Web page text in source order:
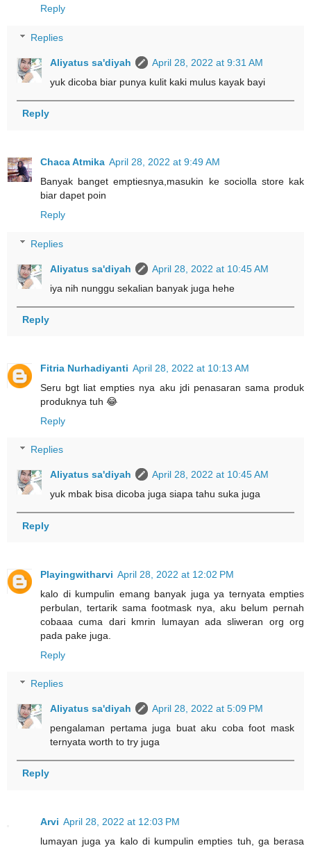
Reply
Replies
Aliyatus sa'diyah
April 28, 2022 at 9:31 AM
yuk dicoba biar punya kulit kaki mulus kayak bayi
Reply
Chaca Atmika April 28, 2022 at 9:49 AM
Banyak banget emptiesnya,masukin ke sociolla store kak
biar dapet poin
Reply
Replies
Aliyatus sa'diyah
April 28, 2022 at 10:45 AM
iya nih nunggu sekalian banyak juga hehe
Reply
Fitria Nurhadiyanti April 28, 2022 at 10:13 AM
Seru bgt liat empties nya aku jdi penasaran sama produk
produknya tuh 😂
Reply
Replies
Aliyatus sa'diyah
April 28, 2022 at 10:45 AM
yuk mbak bisa dicoba juga siapa tahu suka juga
Reply
Playingwitharvi April 28, 2022 at 12:02 PM
kalo di kumpulin emang banyak juga ya ternyata empties
perbulan, tertarik sama footmask nya, aku belum pernah
cobaaa cuma dari kmrin lumayan ada sliweran org org
pada pake juga.
Reply
Replies
Aliyatus sa'diyah
April 28, 2022 at 5:09 PM
pengalaman pertama juga buat aku coba foot mask
ternyata worth to try juga
Reply
Arvi April 28, 2022 at 12:03 PM
lumayan juga ya kalo di kumpulin empties tuh, ga berasa